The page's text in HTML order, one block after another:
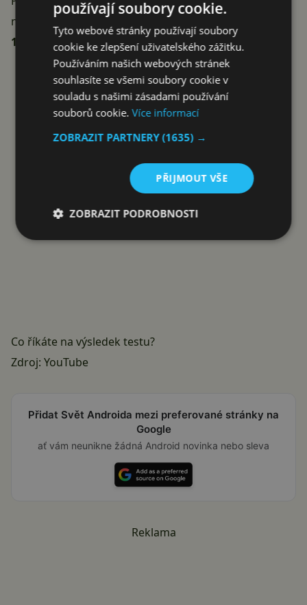
nezmiňujeme fakt, že je telefon od Googlu o více než
10 000 korun levnější.
Reklama
Co říkáte na výsledek testu?
Zdroj: YouTube
Přidat Svět Androida mezi preferované stránky na
Google
ať vám neunikne žádná Android novinka nebo sleva
Reklama
používají soubory cookie.
Tyto webové stránky používají soubory
cookie ke zlepšení uživatelského zážitku.
Používáním našich webových stránek
souhlasíte se všemi soubory cookie v
souladu s našimi zásadami používání
souborů cookie.Více informací
ZOBRAZIT PARTNERY(1635) →
PŘIJMOUT VŠE
ZOBRAZIT PODROBNOSTI